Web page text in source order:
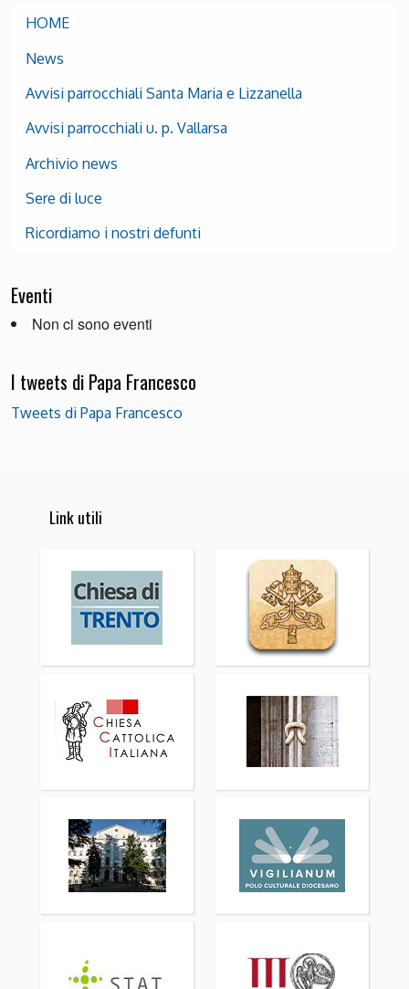
HOME
News
Avvisi parrocchiali Santa Maria e Lizzanella
Avvisi parrocchiali u. p. Vallarsa
Archivio news
Sere di luce
Ricordiamo i nostri defunti
Eventi
Non ci sono eventi
I tweets di Papa Francesco
Tweets di Papa Francesco
Link utili